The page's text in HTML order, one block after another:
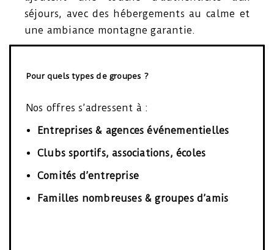
séjours, avec des hébergements au calme et
une ambiance montagne garantie.
Pour quels types de groupes ?
Nos offres s’adressent à :
Entreprises & agences événementielles
Clubs sportifs, associations, écoles
Comités d’entreprise
Familles nombreuses & groupes d’amis